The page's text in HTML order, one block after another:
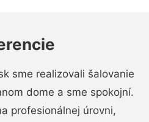
sme realizovali šalovanie
dome a sme spokojní.
profesionálnej úrovni,